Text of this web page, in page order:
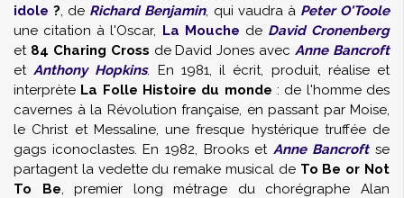
idole ?, de Richard Benjamin, qui vaudra à Peter O'Toole
une citation à l'Oscar, La Mouche de David Cronenberg
et 84 Charing Cross de David Jones avecAnne Bancroft
etAnthony Hopkins. En 1981, il écrit, produit, réalise et
interprète La Folle Histoire du monde : de l'homme des
cavernes à la Révolution française, en passant par Moise,
le Christ et Messaline, une fresque hystérique truffée de
gags iconoclastes. En 1982, Brooks et Anne Bancroftse
partagent la vedette du remake musical de To Be or Not
To Be, premier long métrage du chorégraphe Alan